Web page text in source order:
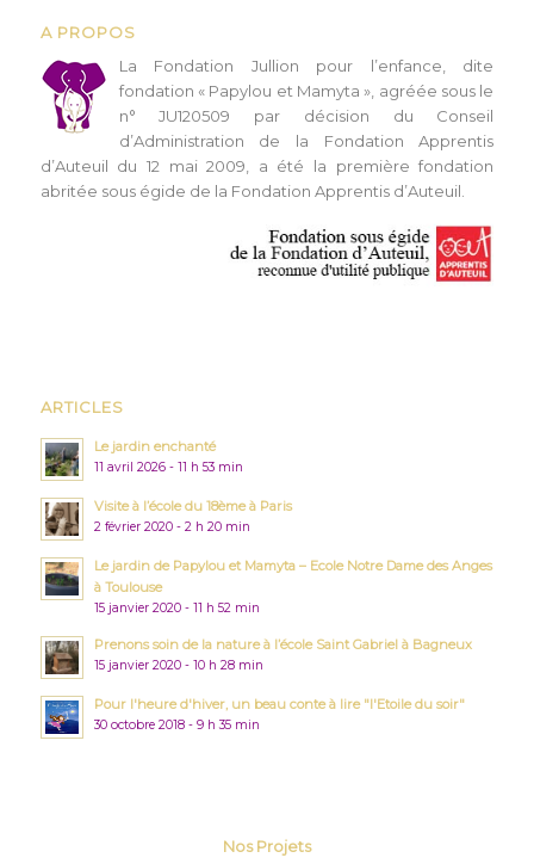
A PROPOS
L a Fondation Jullion pour l’enfance, dite
fondation « Papylou et Mamyta », agréée sous le
n° JU120509 par décision du Conseil
d’Administration de la Fondation Apprentis
d’Auteuil du 12 mai 2009, a été la première fondation
abritée sous égide de la Fondation Apprentis d’Auteuil.
ARTICLES
Le jardin enchanté
11 avril 2026 - 11 h 53 min
Visite à l’école du 18ème à Paris
2 février 2020 - 2 h 20 min
Le jardin de Papylou et Mamyta – Ecole Notre Dame des Anges
à Toulouse
15 janvier 2020 - 11 h 52 min
Prenons soin de la nature à l’école Saint Gabriel à Bagneux
15 janvier 2020 - 10 h 28 min
Pour l'heure d'hiver, un beau conte à lire "l'Etoile du soir"
30 octobre 2018 - 9 h 35 min
Nos Projets